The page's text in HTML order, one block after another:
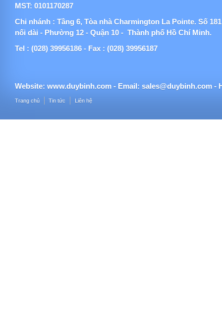
MST: 0101170287
Chi nhánh : Tầng 6, Tòa nhà Charmington La Pointe. Số
nối dài - Phường 12 - Quận 10 - Thành phố Hồ Chí Minh.
Tel : (028) 39956186 - Fax : (028) 39956187
Website: www.duybinh.com - Email: sales@duybinh.com -
Trang chủ Tin tức Liên hệ